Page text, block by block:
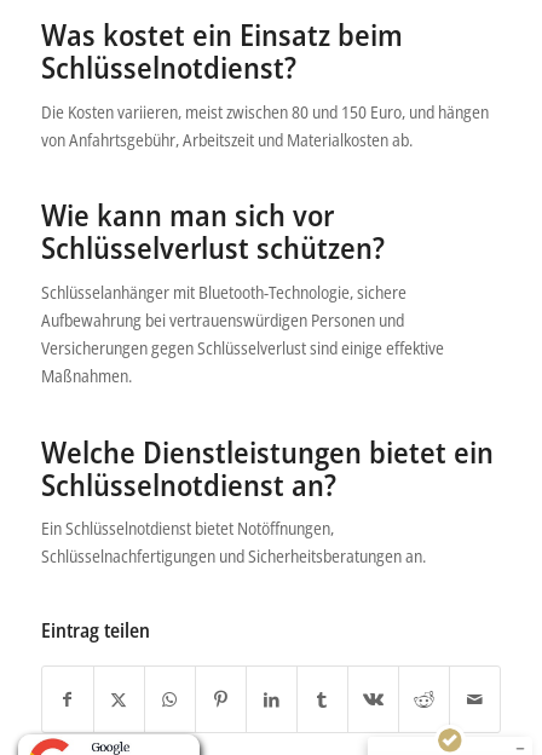
Was kostet ein Einsatz beim
Schlüsselnotdienst?
Die Kosten variieren, meist zwischen 80 und 150 Euro, und hängen
von Anfahrtsgebühr, Arbeitszeit und Materialkosten ab.
Wie kann man sich vor
Schlüsselverlust schützen?
Schlüsselanhänger mit Bluetooth-Technologie, sichere
Aufbewahrung bei vertrauenswürdigen Personen und
Versicherungen gegen Schlüsselverlust sind einige effektive
Maßnahmen.
Welche Dienstleistungen bietet ein
Schlüsselnotdienst an?
Ein Schlüsselnotdienst bietet Notöffnungen,
Schlüsselnachfertigungen und Sicherheitsberatungen an.
Eintrag teilen
Kundenbewertungen und Erfahrungen zu
ASSOS Schlüsselnotdienst 24H KEINE
ANFAHRTKOSTEN
ProvenExpert.com
1
233